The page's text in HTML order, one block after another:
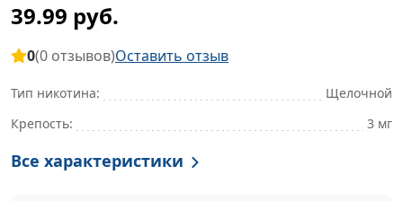
39.99 руб.
0(0 отзывов)Оставить отзыв
Тип никотина:
Щелочной
Крепость:
3 мг
Все характеристики